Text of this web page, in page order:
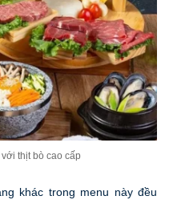
thịt bò cao cấp
khác trong menu này đều